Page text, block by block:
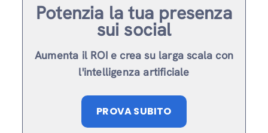
Potenzia la tua presenza
sui social
Aumenta il ROI e crea su larga scala con
l'intelligenza artificiale
PROVA SUBITO